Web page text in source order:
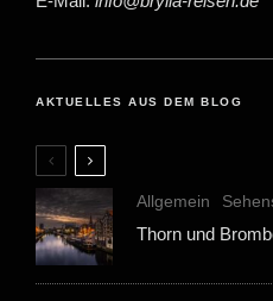
AKTUELLES AUS DEM BLOG
Allgemein
Thorn und